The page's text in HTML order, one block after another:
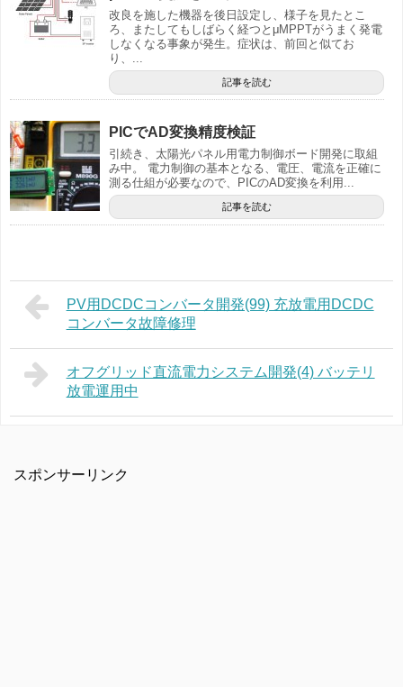
改良を施した機器を後日設定し、様子を見たとこ
ろ、またしてもしばらく経つとμMPPTがうまく発電
しなくなる事象が発生。症状は、前回と似てお
り、...
記事を読む
PICでAD変換精度検証
引続き、太陽光パネル用電力制御ボード開発に取組
み中。 電力制御の基本となる、電圧、電流を正確に
測る仕組が必要なので、PICのAD変換を利用...
記事を読む
PV用DCDCコンバータ開発(99) 充放電用DCDC
コンバータ故障修理
オフグリッド直流電力システム開発(4) バッテリ
放電運用中
スポンサーリンク